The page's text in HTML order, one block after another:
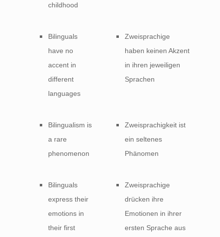
childhood
Bilinguals
have no
accent in
different
languages
Zweisprachige
haben keinen Akzent
in ihren jeweiligen
Sprachen
Bilingualism is
a rare
phenomenon
Zweisprachigkeit ist
ein seltenes
Phänomen
Bilinguals
express their
emotions in
their first
Zweisprachige
drücken ihre
Emotionen in ihrer
ersten Sprache aus